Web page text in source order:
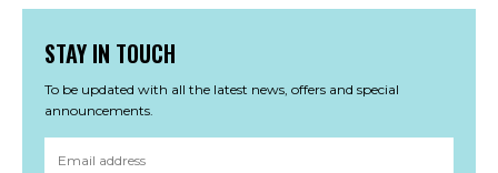
STAY IN TOUCH
To be updated with all the latest news, offers and special
announcements.